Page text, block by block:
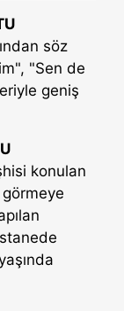
söz
"Sen de
geniş
konulan
görmeye